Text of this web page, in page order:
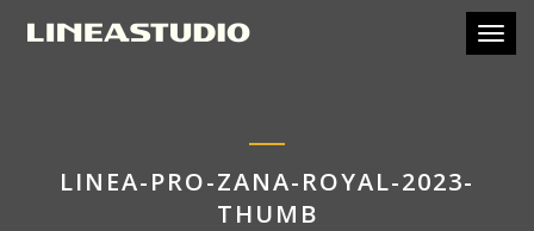
LINEA-PRO-ZANA-ROYAL-2023-
THUMB